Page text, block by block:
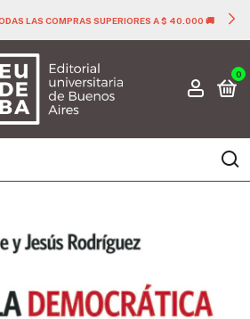
LAS COMPRAS SUPERIORES A $ 40.000 🚚
0